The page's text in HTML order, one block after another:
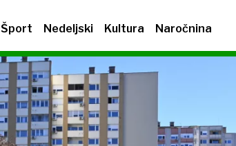
Šport Nedeljski Kultura Naročnina